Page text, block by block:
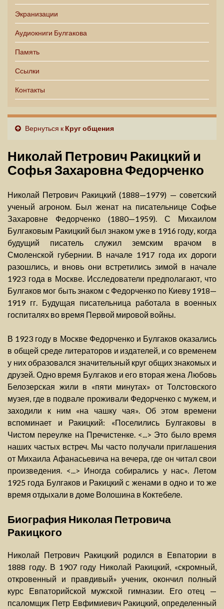
Экранизации
Аудиокниги Булгакова
Память
Ссылки
Контакты
Вернуться к Круг общения
Николай Петрович Ракицкий и
Софья Захаровна Федорченко
Николай Петрович Ракицкий (1888—1979) — советский
ученый агроном. Был женат на писательнице Софье
Захаровне Федорченко (1880—1959). С Михаилом
Булгаковым Ракицкий был знаком уже в 1916 году, когда
будущий писатель служил земским врачом в
Смоленской губернии. В начале 1917 года их дороги
разошлись, и вновь они встретились зимой в начале
1923 года в Москве. Исследователи предполагают, что
Булгаков мог быть знаком с Федорченко по Киеву 1918—
1919 гг. Будущая писательница работала в военных
госпиталях во время Первой мировой войны.
В 1923 году в Москве Федорченко и Булгаков оказались
в общей среде литераторов и издателей, и со временем
у них образовался значительный круг общих знакомых и
друзей. Одно время Булгаков и его вторая жена Любовь
Белозерская жили в «пяти минутах» от Толстовского
музея, где в подвале проживали Федорченко с мужем, и
заходили к ним «на чашку чая». Об этом времени
вспоминает и Ракицкий: «Поселились Булгаковы в
Чистом переулке на Пречистенке. <...> Это было время
наших частых встреч. Мы часто получали приглашения
от Михаила Афанасьевича на вечера, где он читал свои
произведения. <...> Иногда собирались у нас». Летом
1925 года Булгаков и Ракицкий с женами в одно и то же
время отдыхали в доме Волошина в Коктебеле.
Биография Николая Петровича
Ракицкого
Николай Петрович Ракицкий родился в Евпатории в
1888 году. В 1907 году Николай Ракицкий, «скромный,
откровенный и правдивый» ученик, окончил полный
курс Евпаторийской мужской гимназии. Его отец —
псаломщик Петр Евфимиевич Ракицкий, определенный